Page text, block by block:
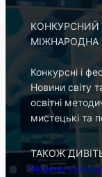
КОНКУРСНИЙ
Конкурсні і
Новини світу
освітні
мистецькі та
ТАКОЖ
Новини